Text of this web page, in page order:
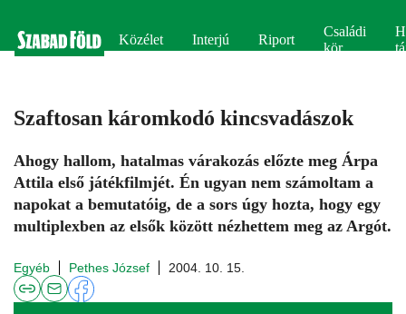
Közélet Interjú Riport
Családi
kör
Szaftosan káromkodó kincsvadászok
Ahogy hallom, hatalmas várakozás előzte meg Árpa
Attila első játékfilmjét. Én ugyan nem számoltam a
napokat a bemutatóig, de a sors úgy hozta, hogy egy
multiplexben az elsők között nézhettem meg az Argót.
Egyéb Pethes József 2004. 10. 15.